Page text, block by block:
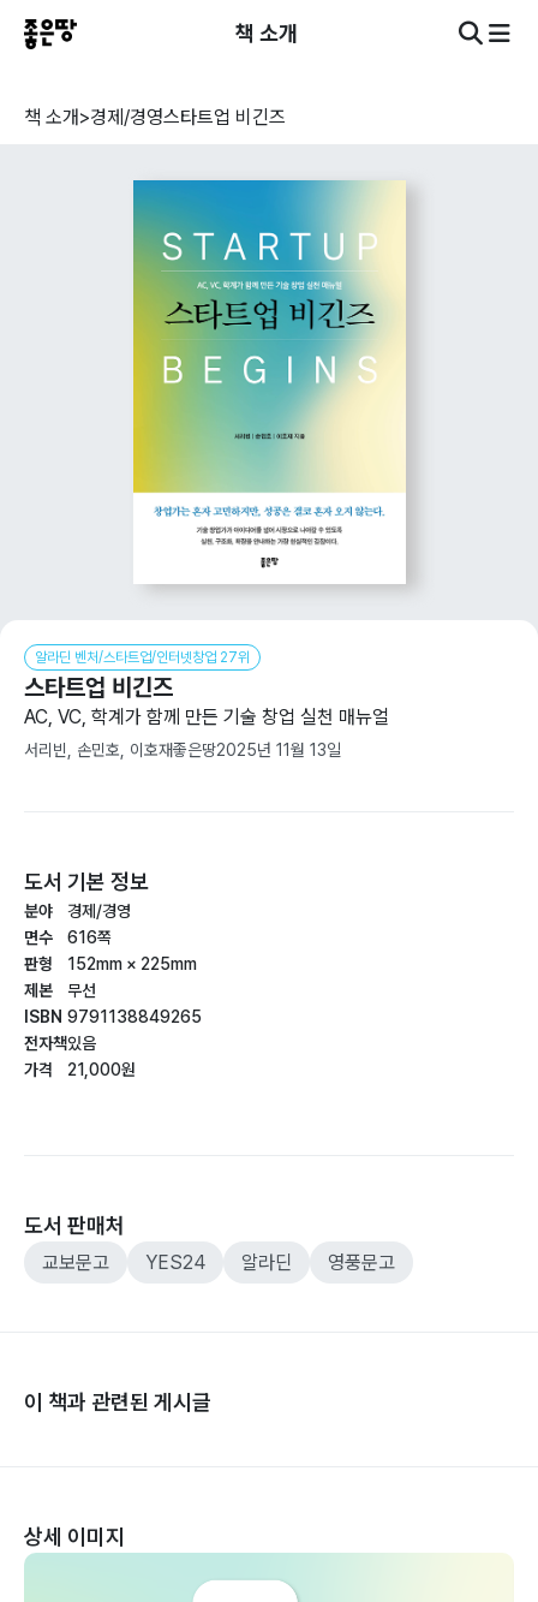
책 소개
책 소개>경제/경영스타트업 비긴즈
알라딘 벤처/스타트업/인터넷창업 27위
스타트업 비긴즈
AC, VC, 학계가 함께 만든 기술 창업 실천 매뉴얼
서리빈, 손민호, 이호재좋은땅2025년 11월 13일
도서 기본 정보
분야
면수
판형
제본
ISBN
전자책
가격
경제/경영
616쪽
152mm × 225mm
무선
9791138849265
있음
21,000원
도서 판매처
교보문고 YES24 알라딘 영풍문고
이 책과 관련된 게시글
상세 이미지